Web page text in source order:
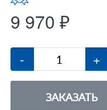
9 970 ₽
- +
ЗАКАЗАТЬ